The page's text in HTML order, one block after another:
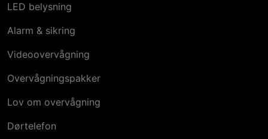
LED belysning
Alarm & sikring
Videoovervågning
Overvågningspakker
Lov om overvågning
Dørtelefon